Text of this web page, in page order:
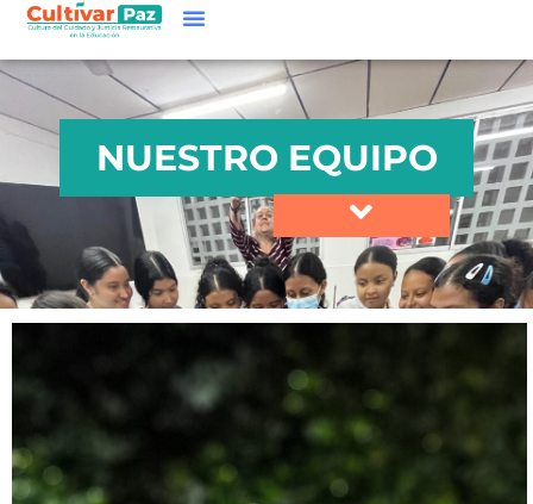
NUESTRO EQUIPO